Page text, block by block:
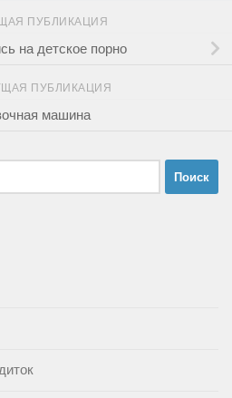
ПУБЛИКАЦИЯ
на детское порно
ПУБЛИКАЦИЯ
машина